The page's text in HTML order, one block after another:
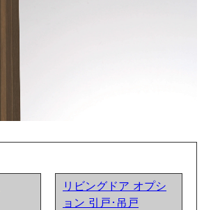
リビングドア オプシ
ョン 引戸･吊戸